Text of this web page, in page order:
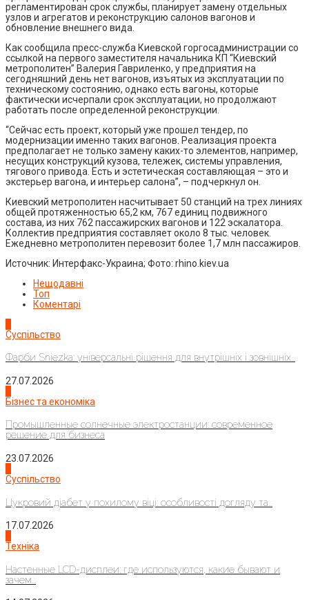
регламентирован срок службы, планирует замену отдельных
узлов и агрегатов и реконструкцию салонов вагонов и
обновление внешнего вида.
Как сообщила пресс-служба Киевской горгосадминистрации со
ссылкой на первого заместителя начальника КП “Киевский
метрополитен” Валерия Гавриленко, у предприятия на
сегодняшний день нет вагонов, изъятых из эксплуатации по
техническому состоянию, однако есть вагоны, которые
фактически исчерпали срок эксплуатации, но продолжают
работать после определенной реконструкции.
“Сейчас есть проект, который уже прошел тендер, по
модернизации именно таких вагонов. Реализация проекта
предполагает не только замену каких-то элементов, например,
несущих конструкций кузова, тележек, системы управления,
тягового привода. Есть и эстетическая составляющая – это и
экстерьер вагона, и интерьер салона”, – подчеркнул он.
Киевский метрополитен насчитывает 50 станций на трех линиях
общей протяженностью 65,2 км, 767 единиц подвижного
состава, из них 762 пассажирских вагонов и 122 эскалатора.
Коллектив предприятия составляет около 8 тыс. человек.
Ежедневно метрополитен перевозит более 1,7 млн пассажиров.
Источник: Интерфакс-Украина; Фото: rhino.kiev.ua
Нещодавні
Топ
Коментарі
Суспільство
Фарби Sniezka: універсальні рішення для внутрішніх і зовнішніх...
27.07.2026
Бізнес та економіка
Промышленные солнечные электростанции: современное
решение для бизнеса
23.07.2026
Суспільство
Цукровий діабет у похилому віці: особливості догляду та...
17.07.2026
Техніка
Настенные LCD-дисплеи: где используются, какие бывают и
зачем...